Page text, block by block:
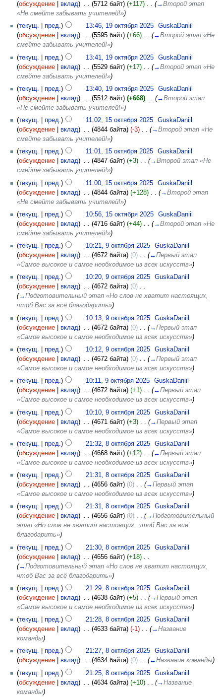
(обсуждение вклад) . . (5712 байт) (+117)‎ . . (→Второй этап
«Не смейте забывать учителей!»)
(текущ. пред.) 13:46, 19 октября 2025
GuskaDaniil
(обсуждение вклад) . . (5595 байт) (+66)‎ . . (→Второй этап «Не
смейте забывать учителей!»)
(текущ. пред. ) 13:41, 19 октября 2025
GuskaDaniil
(обсуждение вклад) (5529 байт) (+17)‎ (→Второй этап «Не
смейте забывать учителей!»)
(текущ. пред.) 13:40, 19 октября 2025
GuskaDaniil
(обсуждение вклад) . . (5512 байт) (+668)‎ . . (→Второй этап
«Не смейте забывать учителей!»)
(текущ. пред.) 11:02, 15 октября 2025
GuskaDaniil
(обсуждение вклад) . . (4844 байта) (-3)‎ . . (→Второй этап «Не
смейте забывать учителей!»)
(текущ. пред.) 11:01, 15 октября 2025
GuskaDaniil
(обсуждение вклад) . . (4847 байт) (+3)‎ . . (→Второй этап «Не
смейте забывать учителей!»)
(текущ. пред. ) 11:00, 15 октября 2025
GuskaDaniil
(обсуждение вклад) (4844 байта) (+128)‎ (→Второй этап
«Не смейте забывать учителей!»)
(текущ. пред.) 10:56, 15 октября 2025
GuskaDaniil
(обсуждение вклад) . . (4716 байт) (+44)‎ . . (→Второй этап «Не
смейте забывать учителей!»)
(текущ. пред.) 10:21, 9 октября 2025
GuskaDaniil
(обсуждение вклад) . . (4672 байта) (0)‎ . . (→Первый этап
«Самое высокое и самое необходимое из всех искусств»)
(текущ. пред.) 10:20, 9 октября 2025
GuskaDaniil
(обсуждение вклад) . . (4672 байта) (0)‎ . .
(→Подготовительный этап «Но слов не хватит настоящих,
чтоб Вас за всё благодарить»)
(текущ. пред. ) 10:13, 9 октября 2025
GuskaDaniil
(обсуждение вклад) (4672 байта) (0)‎ (→Первый этап
«Самое высокое и самое необходимое из всех искусств»)
(текущ. пред.) 10:12, 9 октября 2025
GuskaDaniil
(обсуждение вклад) . . (4672 байта) (0)‎ . . (→Первый этап
«Самое высокое и самое необходимое из всех искусств»)
(текущ. пред.) 10:11, 9 октября 2025
GuskaDaniil
(обсуждение вклад) . . (4672 байта) (+1)‎ . . (→Первый этап
«Самое высокое и самое необходимое из всех искусств»)
(текущ. пред. ) 10:10, 9 октября 2025
GuskaDaniil
(обсуждение вклад) (4671 байт) (+3)‎ (→Первый этап
«Самое высокое и самое необходимое из всех искусств»)
(текущ. пред. ) 21:32, 8 октября 2025
GuskaDaniil
(обсуждение вклад) (4668 байт) (+12)‎ (→Первый этап
«Самое высокое и самое необходимое из всех искусств»)
(текущ. пред.) 21:31, 8 октября 2025
GuskaDaniil
(обсуждение вклад) . . (4656 байт) (0)‎ . . (→Первый этап
«Самое высокое и самое необходимое из всех искусств»)
(текущ. пред.) 21:31, 8 октября 2025
GuskaDaniil
(обсуждение вклад) . . (4656 байт) (0)‎ . . (→Подготовительный
этап «Но слов не хватит настоящих, чтоб Вас за всё
благодарить»)
(текущ. пред. ) 21:30, 8 октября 2025
GuskaDaniil
(обсуждение вклад) (4656 байт) (+18)‎
(→Подготовительный этап «Но слов не хватит настоящих,
чтоб Вас за всё благодарить»)
(текущ. пред.) 21:29, 8 октября 2025
GuskaDaniil
(обсуждение вклад) . . (4638 байт) (+5)‎ . . (→Первый этап
«Самое высокое и самое необходимое из всех искусств»)
(текущ. пред.) 21:28, 8 октября 2025
GuskaDaniil
(обсуждение вклад) . . (4633 байта) (-1)‎ . . (→Название
команды)
(текущ. пред.) 21:27, 8 октября 2025
GuskaDaniil
(обсуждение вклад) . . (4634 байта) (0)‎ . . (→Название команды)
(текущ. пред. ) 21:25, 8 октября 2025
GuskaDaniil
(обсуждение вклад) (4634 байта) (+10)‎ (→Название
команды)